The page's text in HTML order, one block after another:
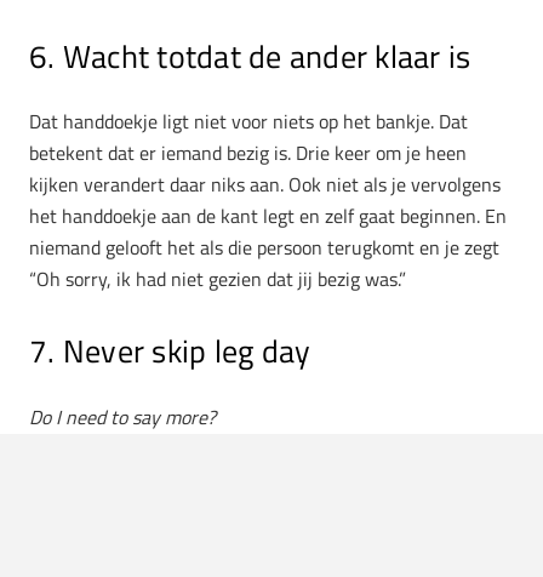
6. Wacht totdat de ander klaar is
Dat handdoekje ligt niet voor niets op het bankje. Dat
betekent dat er iemand bezig is. Drie keer om je heen
kijken verandert daar niks aan. Ook niet als je vervolgens
het handdoekje aan de kant legt en zelf gaat beginnen. En
niemand gelooft het als die persoon terugkomt en je zegt
“Oh sorry, ik had niet gezien dat jij bezig was.”
7. Never skip leg day
Do I need to say more?